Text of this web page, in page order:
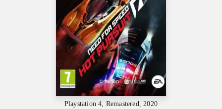
Playstation 4, Remastered, 2020